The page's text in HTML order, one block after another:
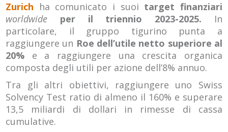
Zurich ha comunicato i suoi target finanziari
worldwide per il triennio 2023-2025. In
particolare, il gruppo tigurino punta a
raggiungere un Roe dell’utile netto superiore al
20% e a raggiungere una crescita organica
composta degli utili per azione dell’8% annuo.
Tra gli altri obiettivi, raggiungere uno Swiss
Solvency Test ratio di almeno il 160% e superare
13,5 miliardi di dollari in rimesse di cassa
cumulative.